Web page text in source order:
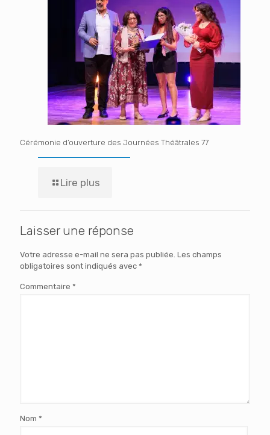
Cérémonie d’ouverture des Journées Théâtrales 77
Lire plus
Laisser une réponse
Votre adresse e-mail ne sera pas publiée. Les champs
obligatoires sont indiqués avec *
Commentaire *
Nom *